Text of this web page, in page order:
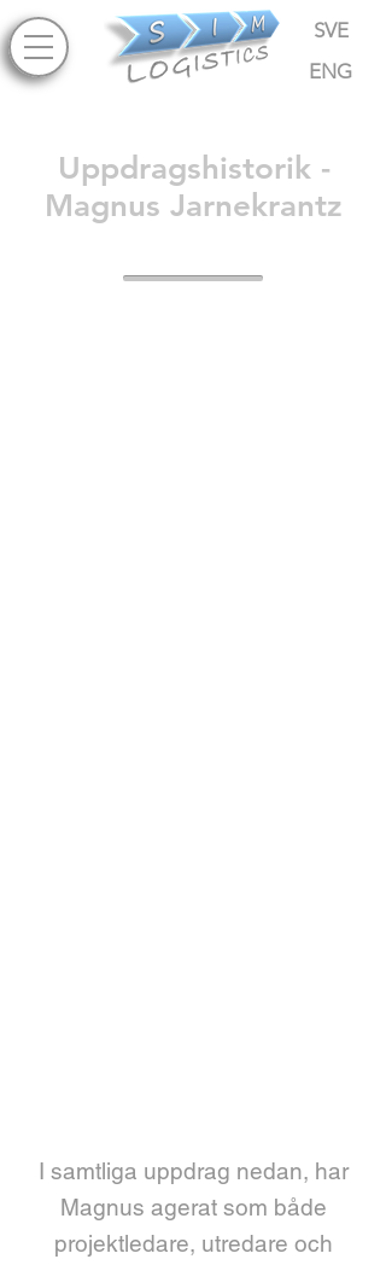
ENG
SVE
Uppdragshistorik -
Magnus Jarnekrantz
I samtliga uppdrag nedan, har
Magnus agerat som både
projektledare, utredare och